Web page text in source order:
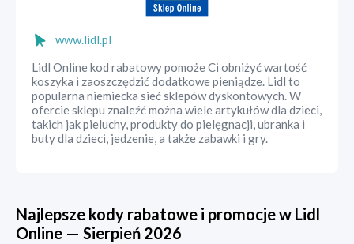
www.lidl.pl
Lidl Online kod rabatowy pomoże Ci obniżyć wartość
koszyka i zaoszczędzić dodatkowe pieniądze. Lidl to
popularna niemiecka sieć sklepów dyskontowych. W
ofercie sklepu znaleźć można wiele artykułów dla dzieci,
takich jak pieluchy, produkty do pielęgnacji, ubranka i
buty dla dzieci, jedzenie, a także zabawki i gry.
Najlepsze kody rabatowe i promocje w Lidl
Online — Sierpień 2026